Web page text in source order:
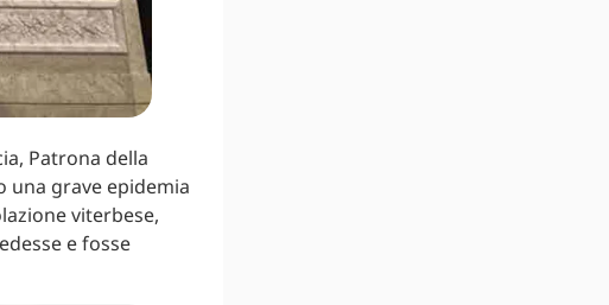
Patrona della
una grave epidemia
viterbese,
e fosse